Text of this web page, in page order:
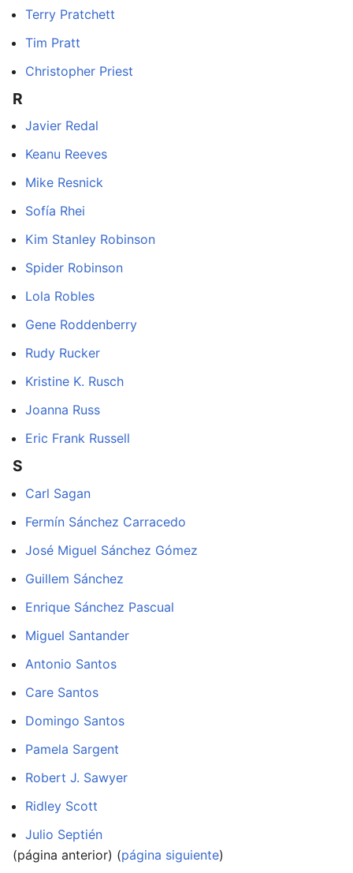
Terry Pratchett
Tim Pratt
Christopher Priest
R
Javier Redal
Keanu Reeves
Mike Resnick
Sofía Rhei
Kim Stanley Robinson
Spider Robinson
Lola Robles
Gene Roddenberry
Rudy Rucker
Kristine K. Rusch
Joanna Russ
Eric Frank Russell
S
Carl Sagan
Fermín Sánchez Carracedo
José Miguel Sánchez Gómez
Guillem Sánchez
Enrique Sánchez Pascual
Miguel Santander
Antonio Santos
Care Santos
Domingo Santos
Pamela Sargent
Robert J. Sawyer
Ridley Scott
Julio Septién
(página anterior) (página siguiente)